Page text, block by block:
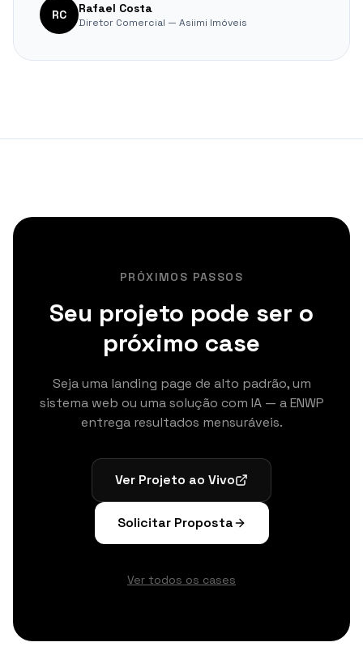
RC Rafael Costa
Diretor Comercial — Asiimi Imóveis
PRÓXIMOS PASSOS
Seu projeto pode ser o
próximo case
Seja uma landing page de alto padrão, um
sistema web ou uma solução com IA — a ENWP
entrega resultados mensuráveis.
Ver Projeto ao Vivo
Solicitar Proposta
Ver todos os cases